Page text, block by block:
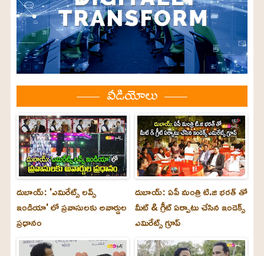
వీడియోలు
దుబాయ్: 'ఎమిరేట్స్ లవ్స్
ఇండియా' లో ప్రవాసులకు అవార్డుల
ప్రధానం
దుబాయ్: ఏపీ మంత్రి టి.జి భరత్ తో
మీట్ & గ్రీట్ ఏర్పాటు చేసిన ఇండెక్స్
ఎమిరేట్స్ గ్రూప్